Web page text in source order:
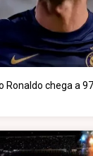
Ronaldo chega a